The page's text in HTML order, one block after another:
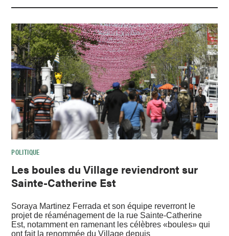
POLITIQUE
Les boules du Village reviendront sur
Sainte-Catherine Est
Soraya Martinez Ferrada et son équipe reverront le
projet de réaménagement de la rue Sainte-Catherine
Est, notamment en ramenant les célèbres «boules» qui
ont fait la renommée du Village depuis